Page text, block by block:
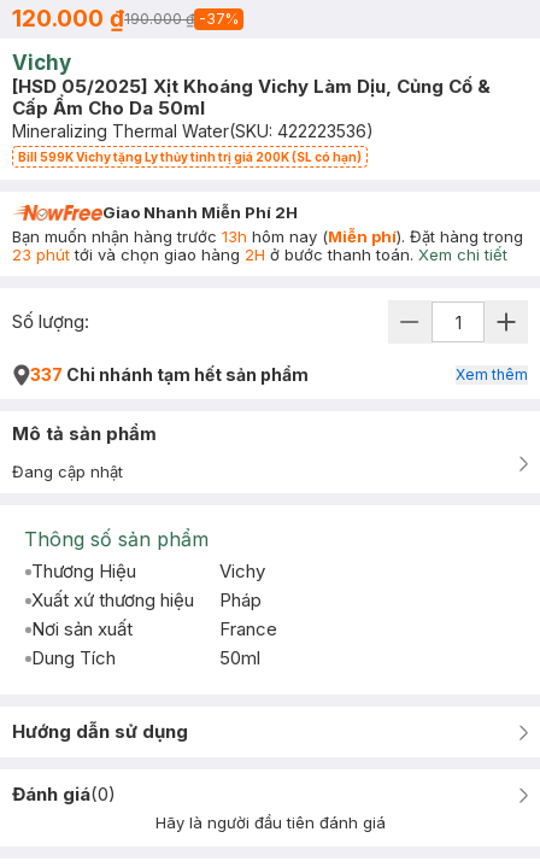
120.000 ₫190.000 ₫ -37%
Vichy
[HSD 05/2025] Xịt Khoáng Vichy Làm Dịu, Củng Cố &
Cấp Ẩm Cho Da 50ml
Mineralizing Thermal Water(SKU: 422223536)
Bill 599K Vichy tặng Ly thủy tinh trị giá 200K (SL có hạn)
Giao Nhanh Miễn Phí 2H
Bạn muốn nhận hàng trước 13h hôm nay (Miễn phí). Đặt hàng trong
23 phúttới và chọn giao hàng 2H ở bước thanh toán. Xem chi tiết
Số lượng:
337 Chi nhánh tạm hết sản phẩm Xem thêm
Mô tả sản phẩm
Đang cập nhật
Thông số sản phẩm
Thương Hiệu
Vichy
Xuất xứ thương hiệu
Pháp
Nơi sản xuất
France
Dung Tích
50ml
Hướng dẫn sử dụng
Đánh giá(0)
Hãy là người đầu tiên đánh giá